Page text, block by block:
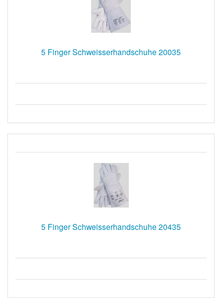
5 Finger Schweisserhandschuhe 20035
5 Finger Schweisserhandschuhe 20435